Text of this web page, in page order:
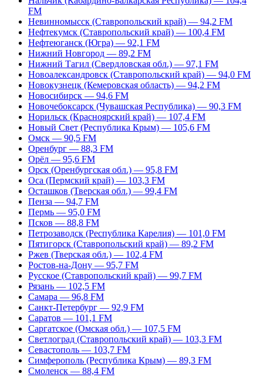
FM
Невинномысск (Ставропольский край) — 94,2 FM
Нефтекумск (Ставропольский край) — 100,4 FM
Нефтеюганск (Югра) — 92,1 FM
Нижний Новгород — 89,2 FM
Нижний Тагил (Свердловская обл.) — 97,1 FM
Новоалександровск (Ставропольский край) — 94,0 FM
Новокузнецк (Кемеровская область) — 94,2 FM
Новосибирск — 94,6 FM
Новочебоксарск (Чувашская Республика) — 90,3 FM
Норильск (Красноярский край) — 107,4 FM
Новый Свет (Республика Крым) — 105,6 FM
Омск — 90,5 FM
Оренбург — 88,3 FM
Орёл — 95,6 FM
Орск (Оренбургская обл.) — 95,8 FM
Оса (Пермский край) — 103,3 FM
Осташков (Тверская обл.) — 99,4 FM
Пенза — 94,7 FM
Пермь — 95,0 FM
Псков — 88,8 FM
Петрозаводск (Республика Карелия) — 101,0 FM
Пятигорск (Ставропольский край) — 89,2 FM
Ржев (Тверская обл.) — 102,4 FM
Ростов-на-Дону — 95,7 FM
Русское (Ставропольский край) — 99,7 FM
Рязань — 102,5 FM
Самара — 96,8 FM
Санкт-Петербург — 92,9 FM
Саратов — 101,1 FM
Саргатское (Омская обл.) — 107,5 FM
Светлоград (Ставропольский край) — 103,3 FM
Севастополь — 103,7 FM
Симферополь (Республика Крым) — 89,3 FM
Смоленск — 88,4 FM